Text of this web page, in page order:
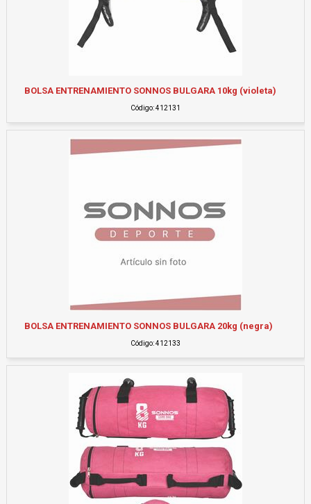
BOLSA ENTRENAMIENTO SONNOS BULGARA 10kg (violeta)
Código: 412131
BOLSA ENTRENAMIENTO SONNOS BULGARA 20kg (negra)
Código: 412133